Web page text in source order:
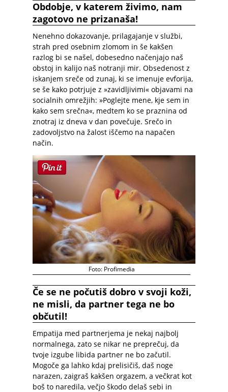
Obdobje, v katerem živimo, nam
zagotovo ne prizanaša!
Nenehno dokazovanje, prilagajanje v službi,
strah pred osebnim zlomom in še kakšen
razlog bi se našel, dobesedno načenjajo naš
obstoj in kalijo naš notranji mir. Obsedenost z
iskanjem sreče od zunaj, ki se imenuje evforija,
se še kako potrjuje z »zavidljivimi« objavami na
socialnih omrežjih: »Poglejte mene, kje sem in
kako sem srečna«, medtem ko se praznina od
znotraj iz dneva v dan povečuje. Srečo in
zadovoljstvo na žalost iščemo na napačen
način.
Foto: Profimedia
Če se ne počutiš dobro v svoji koži,
ne misli, da partner tega ne bo
občutil!
Empatija med partnerjema je nekaj najbolj
normalnega, zato se nikar ne preprečuj, da
tvoje izgube libida partner ne bo začutil.
Mogoče ga lahko kdaj prelisičiš, daš noge
narazen, zaigraš kakšen orgazem, a večkrat kot
boš to naredila, večjo škodo delaš sebi in